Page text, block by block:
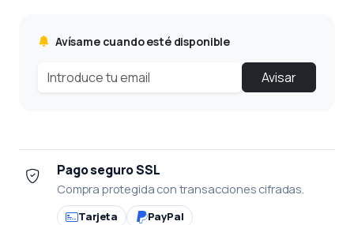
Avísame cuando esté disponible
Avisar
Pago seguro SSL
Compra protegida con transacciones cifradas.
Tarjeta PayPal